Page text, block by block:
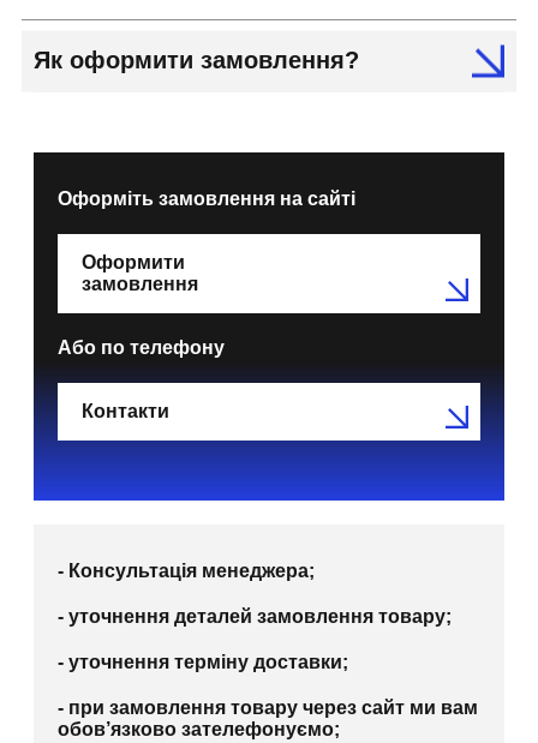
Як оформити замовлення?
Оформіть замовлення на сайті
Оформити
замовлення
Або по телефону
Контакти
- Консультація менеджера;
- уточнення деталей замовлення товару;
- уточнення терміну доставки;
- при замовлення товару через сайт ми вам
обов’язково зателефонуємо;